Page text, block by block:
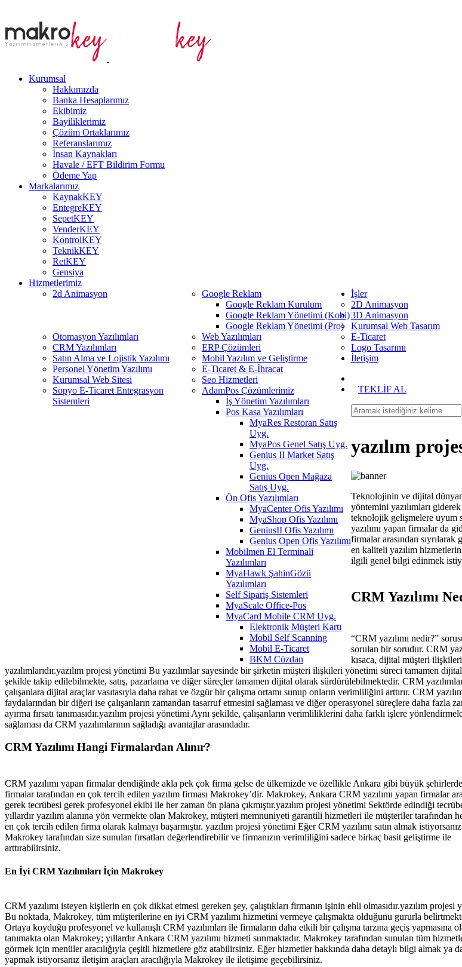
Kurumsal
Hakkımızda
Banka Hesaplarımız
Ekibimiz
Bayiliklerimiz
Çözüm Ortaklarımız
Referanslarımız
İnsan Kaynakları
Havale / EFT Bildirim Formu
Ödeme Yap
Markalarımız
KaynakKEY
EntegreKEY
SepetKEY
VenderKEY
KontrolKEY
TeknikKEY
RetKEY
Gensiya
Hizmetlerimiz
2d Animasyon
Google Reklam
Google Reklam Kurulum
Google Reklam Yönetimi (Kobi)
Google Reklam Yönetimi (Pro)
Otomasyon Yazılımları
Web Yazılımları
CRM Yazılımları
ERP Çözümleri
Satın Alma ve Lojistik Yazılımı
Mobil Yazılım ve Geliştirme
Personel Yönetim Yazılımı
E-Ticaret & E-İhracat
Kurumsal Web Sitesi
Seo Hizmetleri
Sopyo E-Ticaret Entegrasyon
Sistemleri
AdamPos Çözümlerimiz
İş Yönetim Yazılımları
Pos Kasa Yazılımları
MyaRes Restoran Satış
Uyg.
MyaPos Genel Satış Uyg.
Genius II Market Satış
Uyg.
Genius Open Mağaza
Satış Uyg.
Ön Ofis Yazılımları
MyaCenter Ofis Yazılımı
MyaShop Ofis Yazılımı
GeniusII Ofis Yazılımı
Genius Open Ofis Yazılımı
Mobilmen El Terminali
Yazılımları
MyaHawk ŞahinGözü
Yazılımları
Self Sipariş Sistemleri
MyaScale Office-Pos
MyaCard Mobile CRM Uyg.
Elektronik Müşteri Kartı
Mobil Self Scanning
Mobil E-Ticaret
BKM Cüzdan
İşler
2D Animasyon
3D Animasyon
Kurumsal Web Tasarım
E-Ticaret
Logo Tasarımı
İletişim
TEKLİF AL
yazılım
Teknolojinin ve dijital
yöntemini yazılımları
teknolojik gelişmelere uyum
yazılımı yapan firmalar da
firmalar arasından
en kaliteli yazılım
ilgili genel bilgi edinmek
CRM Yazılımı
“CRM yazılımı nedir?”
sorulan bir sorudur. CRM
kısaca, dijital müşteri ilişkileri
yazılımlarıdır.yazılım projesi yönetimi Bu yazılımlar sayesinde bir şirketin müşteri ilişkileri yönetimi süreci tamamen
şekilde takip edilebilmekte, satış, pazarlama ve diğer süreçler tamamen dijital olarak sürdürülebilmektedir. CRM
çalışanlara dijital araçlar vasıtasıyla daha rahat ve özgür bir çalışma ortamı sunup onların verimliliğini arttırır. CRM
faydalarından bir diğeri ise çalışanların zamandan tasarruf etmesini sağlaması ve diğer operasyonel süreçlere daha fazla
ayırma fırsatı tanımasıdır.yazılım projesi yönetimi Aynı şekilde, çalışanların verimliliklerini daha farklı işlere
sağlaması da CRM yazılımlarının sağladığı avantajlar arasındadır.
CRM Yazılımı Hangi Firmalardan Alınır?
CRM yazılımı yapan firmalar dendiğinde akla pek çok firma gelse de ülkemizde ve özellikle Ankara gibi büyük
firmalar tarafından en çok tercih edilen yazılım firması Makrokey’dir. Makrokey, Ankara CRM yazılımı yapan firmalar
gerek tecrübesi gerek profesyonel ekibi ile her zaman ön plana çıkmıştır.yazılım projesi yönetimi Sektörde edindiği
yıllardır yazılım alanına yön vermekte olan Makrokey, müşteri memnuniyeti garantili hizmetleri ile müşteriler tarafından
en çok tercih edilen firma olarak kalmayı başarmıştır. yazılım projesi yönetimi Eğer CRM yazılımı satın almak
Makrokey tarafından size sunulan fırsatları değerlendirebilir ve firmanızın verimliliğini sadece birkaç basit geliştirme ile
arttırabilirsiniz.
En İyi CRM Yazılımları İçin Makrokey
CRM yazılımı isteyen kişilerin en çok dikkat etmesi gereken şey, çalıştıkları firmanın işinin ehli olmasıdır.yazılım projesi
Bu noktada, Makrokey, tüm müşterilerine en iyi CRM yazılımı hizmetini vermeye çalışmakta olduğunu gururla
Ortaya koyduğu profesyonel ve kullanışlı CRM yazılımları ile firmaların daha etkili bir çalışma tarzına geçiş yapmasına
tanımakta olan Makrokey; yıllardır Ankara CRM yazılımı hizmeti sunmaktadır. Makrokey tarafından sunulan tüm
görmek için menüler aracılığıyla çeşitli hizmetlere göz atabilirsiniz. Eğer hizmetler hakkında daha detaylı bilgi almak ya
yapmak istiyorsanız iletişim araçları aracılığıyla Makrokey ile iletişime geçebilirsiniz.